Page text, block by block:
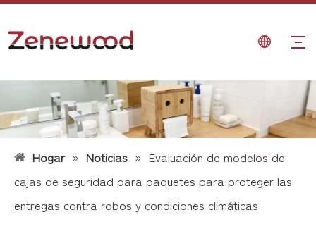
Hogar » Noticias » Evaluación de modelos de
cajas de seguridad para paquetes para proteger las
entregas contra robos y condiciones climáticas